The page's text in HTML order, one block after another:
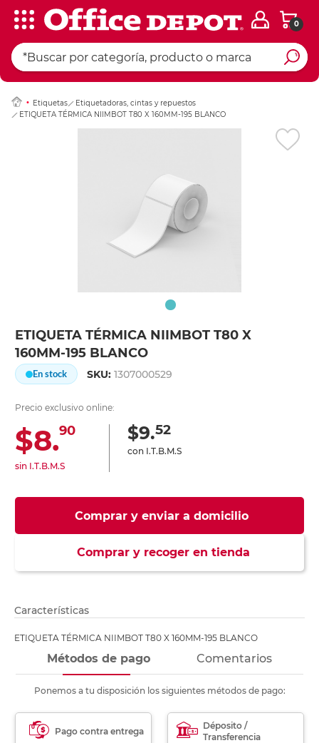
0
Etiquetas
Etiquetadoras, cintas y repuestos
ETIQUETA TÉRMICA NIIMBOT T80 X 160MM-195 BLANCO
ETIQUETA TÉRMICA NIIMBOT T80 X
160MM-195 BLANCO
En stock SKU:1307000529
Precio exclusivo online:
$8.90
sin I.T.B.M.S
$9.52
con I.T.B.M.S
Comprar y enviar a domicilio
Comprar y recoger en tienda
Ingresar Codigo
Características
ETIQUETA TÉRMICA NIIMBOT T80 X 160MM-195 BLANCO
Métodos de pago Comentarios
Ponemos a tu disposición los siguientes métodos de pago:
Pago contra entrega
Déposito /
Transferencia